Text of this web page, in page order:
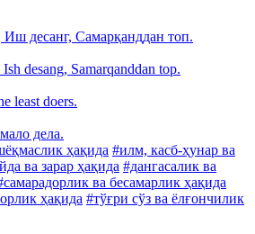
десанг, Самарқанддан топ.
desang, Samarqanddan top.
least doers.
дела.
ҳақида #илм, касб-ҳунар ва
ва зарар ҳақида #дангасалик ва
ва бесамарлик ҳақида
ҳақида #тўғри сўз ва ёлғончилик